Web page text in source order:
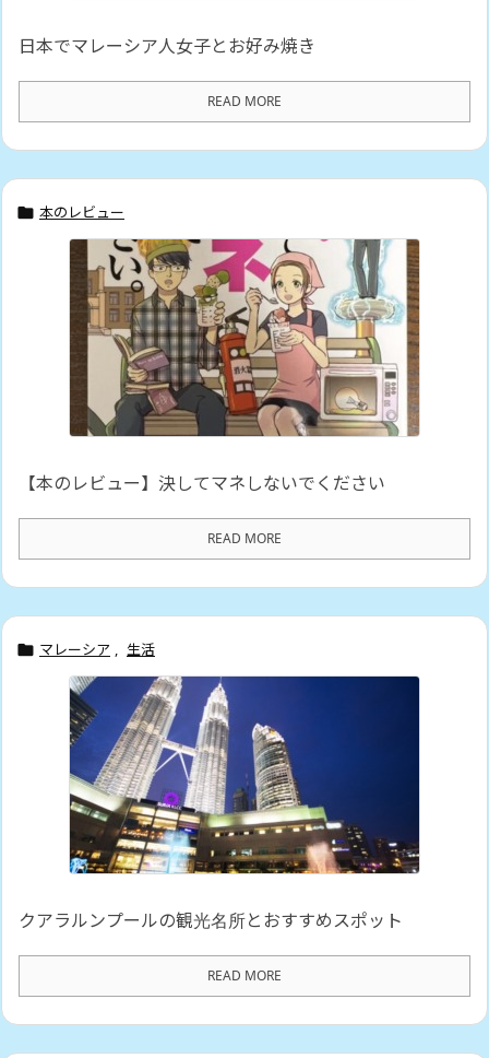
日本でマレーシア人女子とお好み焼き
READ MORE
 本のレビュー
【本のレビュー】決してマネしないでください
READ MORE
 マレーシア 生活
クアラルンプールの観光名所とおすすめスポット
READ MORE